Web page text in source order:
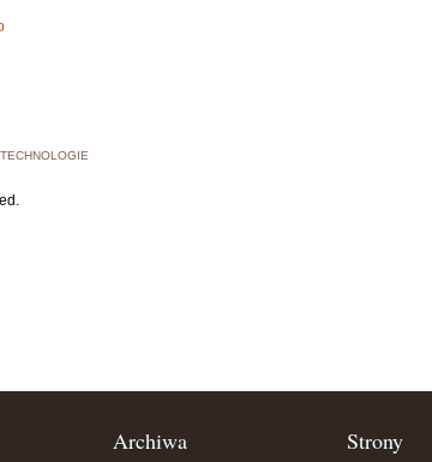
Archiwa Strony